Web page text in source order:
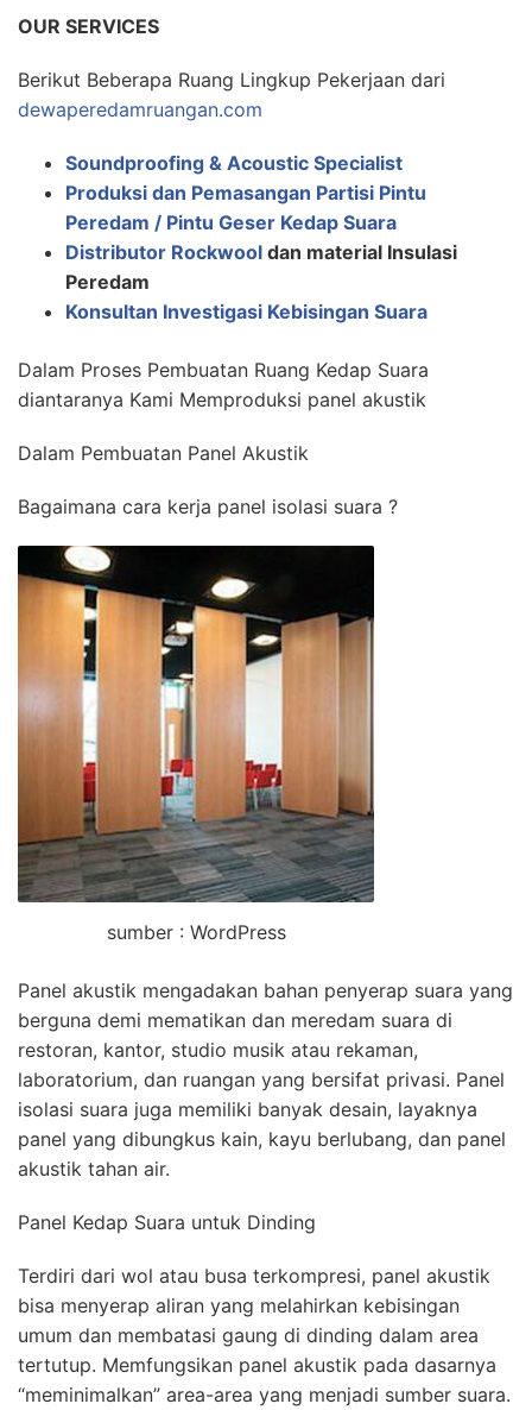
OUR SERVICES
Berikut Beberapa Ruang Lingkup Pekerjaan dari
dewaperedamruangan.com
Soundproofing & Acoustic Specialist
Produksi dan Pemasangan Partisi Pintu
Peredam / Pintu Geser Kedap Suara
Distributor Rockwool dan material Insulasi
Peredam
Konsultan Investigasi Kebisingan Suara
Dalam Proses Pembuatan Ruang Kedap Suara
diantaranya Kami Memproduksi panel akustik
Dalam Pembuatan Panel Akustik
Bagaimana cara kerja panel isolasi suara ?
sumber : WordPress
Panel akustik mengadakan bahan penyerap suara yang
berguna demi mematikan dan meredam suara di
restoran, kantor, studio musik atau rekaman,
laboratorium, dan ruangan yang bersifat privasi. Panel
isolasi suara juga memiliki banyak desain, layaknya
panel yang dibungkus kain, kayu berlubang, dan panel
akustik tahan air.
Panel Kedap Suara untuk Dinding
Terdiri dari wol atau busa terkompresi, panel akustik
bisa menyerap aliran yang melahirkan kebisingan
umum dan membatasi gaung di dinding dalam area
tertutup. Memfungsikan panel akustik pada dasarnya
“meminimalkan” area-area yang menjadi sumber suara.